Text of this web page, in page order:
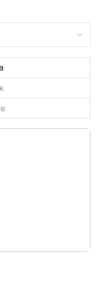
У воды
с парком
территория